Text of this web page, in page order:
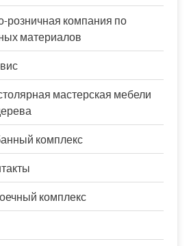
розничная компания по
материалов
мастерская мебели
комплекс
комплекс